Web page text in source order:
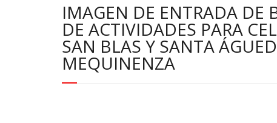
IMAGEN DE ENTRADA DE
DE ACTIVIDADES PARA
SAN BLAS Y SANTA
MEQUINENZA